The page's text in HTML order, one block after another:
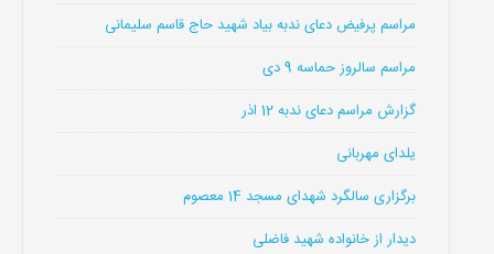
مراسم پرفیض دعای ندبه بیاد شهید حاج قاسم سلیمانی
مراسم سالروز حماسه 9 دی
گزارش مراسم دعای ندبه 12 اذر
یلدای مهربانی
برگزاری سالگرد شهدای مسجد 14 معصوم
دیدار از خانواده شهید فاضلی